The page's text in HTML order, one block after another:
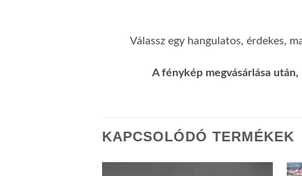
Válassz egy hangulatos, érdekes,
A fénykép megvásárlása
KAPCSOLÓDÓ TERMÉKEK